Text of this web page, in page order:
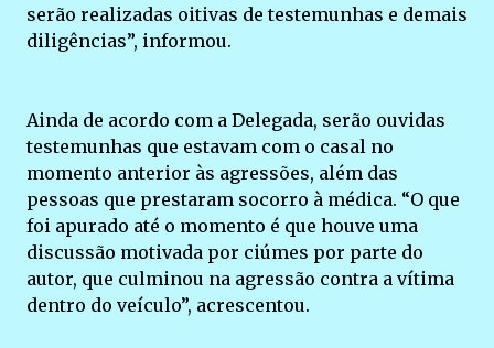
serão realizadas oitivas de testemunhas e demais
diligências”, informou.
Ainda de acordo com a Delegada, serão ouvidas
testemunhas que estavam com o casal no
momento anterior às agressões, além das
pessoas que prestaram socorro à médica. “O que
foi apurado até o momento é que houve uma
discussão motivada por ciúmes por parte do
autor, que culminou na agressão contra a vítima
dentro do veículo”, acrescentou.